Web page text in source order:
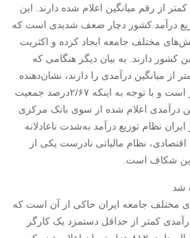
از رقم میانگین اعلام شده دارند. این
درآمد کشور دچار ضعف شدیدی است که
مختلف جامعه ایجاد کرده و اکثریت
کشور دارند. به بیان دیگر هنگامی که
از میانگین درآمدی را دارند، نشان‌دهنده
عدم توازن توزیع در آن کشور است و با توجه به اینکه ۲/۶۷درصد جمعیت
درآمدی اعلام شده از سوی بانک مرکزی
نظام توزیع درآمد به‌شدت ناعادلانه
نظام مالیاتی نادرست یکی از
این شکاف است.
شد
مختلف جامعه ایران حاکی از آن است که
کمتر از حداقل دستمزد یک کارگر